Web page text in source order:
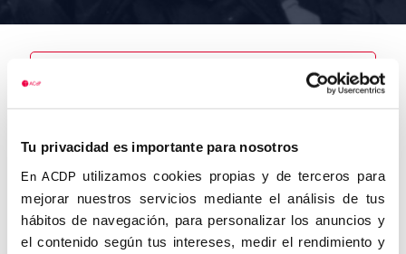
Tu privacidad es importante para nosotros
En ACDP utilizamos cookies propias y de terceros para
mejorar nuestros servicios mediante el análisis de tus
hábitos de navegación, para personalizar los anuncios y
el contenido según tus intereses, medir el rendimiento y
Muñoz Rogelo,
Manuel